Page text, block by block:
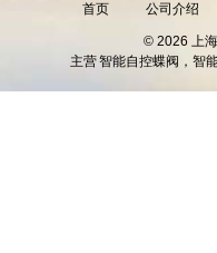
首页 公司介绍
© 2026 上
主营智能自控蝶阀，智